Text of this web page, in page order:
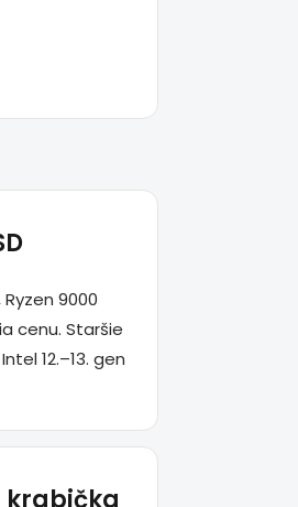
9000
cenu. Staršie
12.–13. gen
krabička